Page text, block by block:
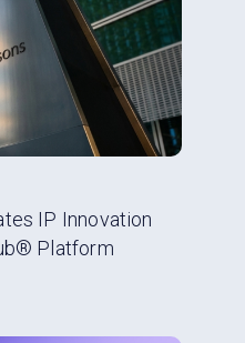
IP Innovation
Platform